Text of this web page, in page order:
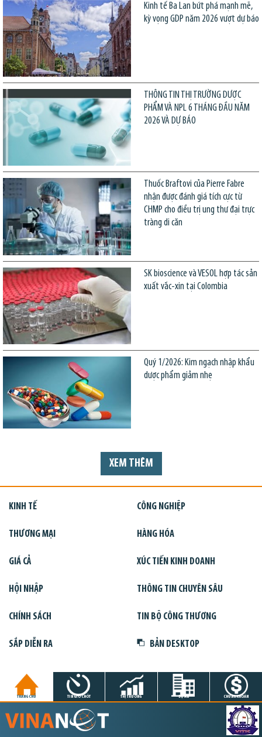
Kinh tế Ba Lan bứt phá mạnh mẽ,
kỳ vọng GDP năm 2026 vượt dự báo
THÔNG TIN THỊ TRƯỜNG DƯỢC
PHẨM VÀ NPL 6 THÁNG ĐẦU NĂM
2026 VÀ DỰ BÁO
Thuốc Braftovi của Pierre Fabre
nhận được đánh giá tích cực từ
CHMP cho điều trị ung thư đại trực
tràng di căn
SK bioscience và VESOL hợp tác sản
xuất vắc-xin tại Colombia
Quý 1/2026: Kim ngạch nhập khẩu
dược phẩm giảm nhẹ
XEM THÊM
KINH TẾ CÔNG NGHIỆP
THƯƠNG MẠI HÀNG HÓA
GIÁ CẢ XÚC TIẾN KINH DOANH
HỘI NHẬP THÔNG TIN CHUYÊN SÂU
CHÍNH SÁCH TIN BỘ CÔNG THƯƠNG
SẮP DIỄN RA BẢN DESKTOP
TRANG CHỦ TIN GIỜ CHÓT THỊ TRƯỜNG DỰ ÁN CHỨNG KHOÁN